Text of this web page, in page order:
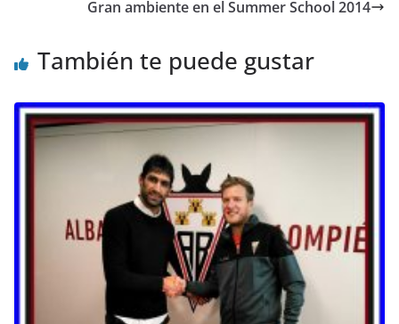
Gran ambiente en el Summer School 2014
También te puede gustar